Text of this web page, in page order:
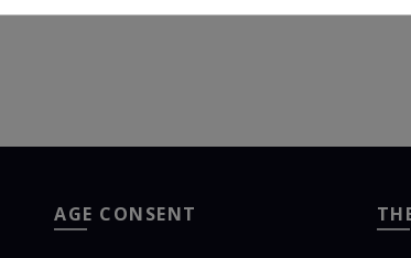
AGE CONSENT